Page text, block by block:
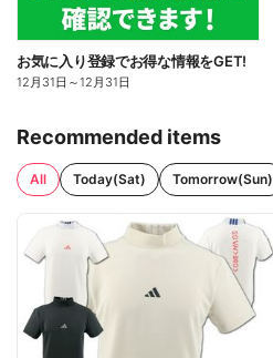
お気に入り登録でお得な情報をGET!
12月31日 ～12月31日
Recommended items
All Today(Sat) Tomorrow(Sun)